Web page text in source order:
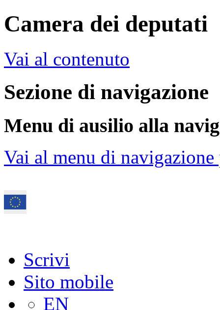
Camera dei deputati
Vai al contenuto
Sezione di navigazione
Menu di ausilio alla
Vai al menu di